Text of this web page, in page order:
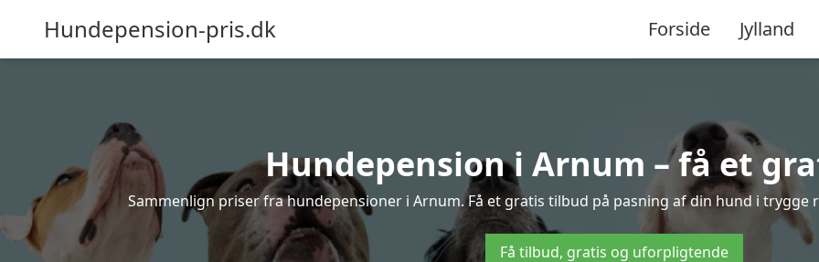
Hundepension-pris.dk Forside Jylland
Hundepension i Arnum – få et
Sammenlign priser fra hundepensioner i Arnum. Få et gratis tilbud på pasning af din hund i
Få tilbud, gratis og uforpligtende